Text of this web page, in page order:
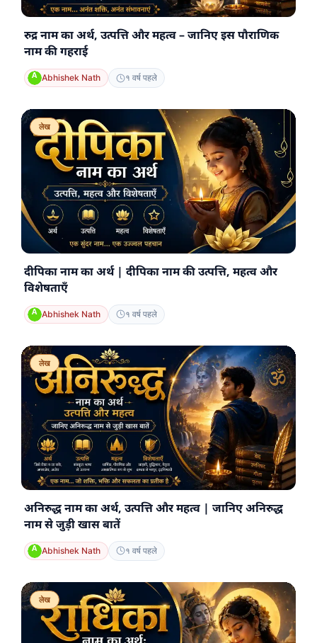
रुद्र नाम का अर्थ, उत्पत्ति और महत्व – जानिए इस पौराणिक
नाम की गहराई
Abhishek Nath १ वर्ष पहले
लेख
दीपिका नाम का अर्थ | दीपिका नाम की उत्पत्ति, महत्व और
विशेषताएँ
Abhishek Nath १ वर्ष पहले
लेख
अनिरुद्ध नाम का अर्थ, उत्पत्ति और महत्व | जानिए अनिरुद्ध
नाम से जुड़ी खास बातें
Abhishek Nath १ वर्ष पहले
लेख